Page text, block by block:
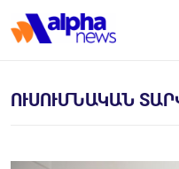
ՈՒՍՈՒՄՆԱԿԱՆ